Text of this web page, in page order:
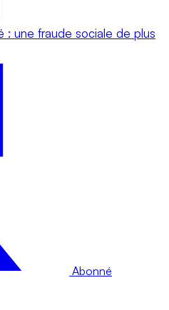
: une fraude sociale de plus
Abonné